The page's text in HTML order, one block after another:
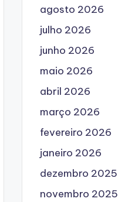
agosto 2026
julho 2026
junho 2026
maio 2026
abril 2026
março 2026
fevereiro 2026
janeiro 2026
dezembro 2025
novembro 2025